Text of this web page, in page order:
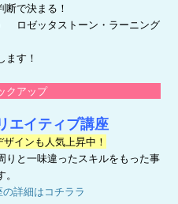
断で決まる！
ロゼッタストーン・ラーニング
ます！
クアップ
エイティブ講座
インも人気上昇中！
と一味違ったスキルをもった事
詳細はコチララ